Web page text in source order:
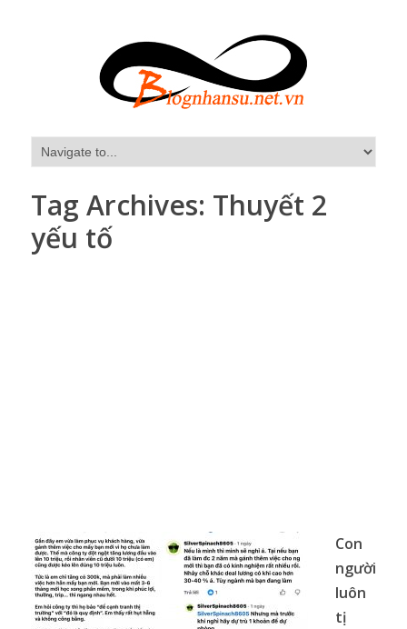
Tag Archives: Thuyết 2
yếu tố
Con
người
luôn
tị